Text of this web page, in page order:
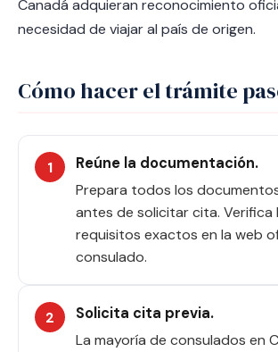
Canadá adquieran reconocimiento
necesidad de viajar al país de origen.
Cómo hacer el trámite
Reúne la documentación.
Prepara todos los
antes de solicitar cita. Verifica
requisitos exactos en la web
consulado.
Solicita cita previa.
La mayoría de consulados en